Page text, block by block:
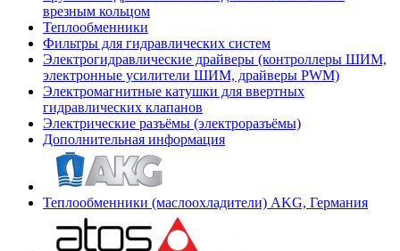
врезным кольцом
Теплообменники
Фильтры для гидравлических систем
Электрогидравлические драйверы (контроллеры ШИМ,
электронные усилители ШИМ, драйверы PWM)
Электромагнитные катушки для ввертных
гидравлических клапанов
Электрические разъёмы (электроразъёмы)
Дополнительная информация
Теплообменники (маслоохладители) AKG, Германия